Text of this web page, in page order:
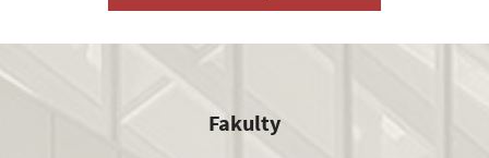
Fakulty